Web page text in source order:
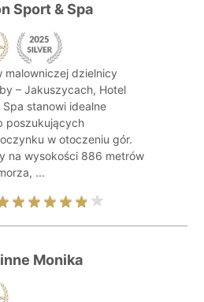
Sport & Spa
malowniczej dzielnicy
– Jakuszycach, Hotel
stanowi idealne
poszukujących
w otoczeniu gór.
na wysokości 886 metrów
...
Monika